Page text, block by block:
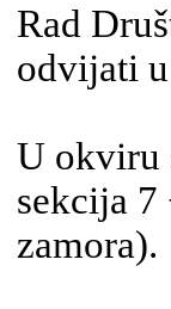
Rad
odvijati
U okviru
sekcija 7
zamora).